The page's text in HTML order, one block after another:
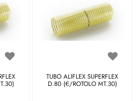
TUBO ALIFLEX SUPERFLEX
D.80 (€/ROTOLO MT.30)